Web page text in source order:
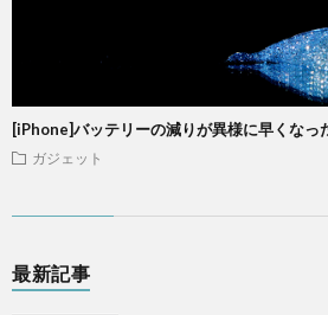
[iPhone]バッテリーの減りが異様に早くなっ
ガジェット
最新記事